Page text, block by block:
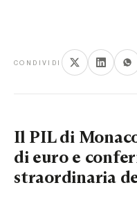
CONDIVIDI
Il PIL di
di euro e
straordinaria